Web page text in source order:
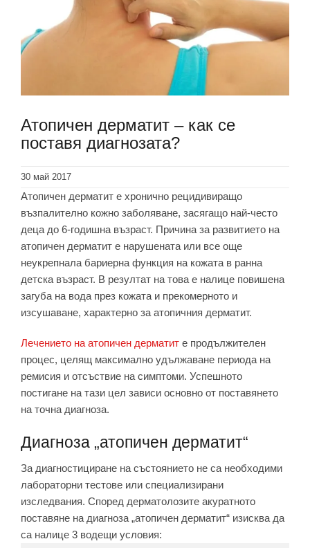
Атопичен дерматит – как се
поставя диагнозата?
30 май 2017
Атопичен дерматит е хронично рецидивиращо
възпалително кожно заболяване, засягащо най-често
деца до 6-годишна възраст. Причина за развитието на
атопичен дерматит е нарушената или все още
неукрепнала бариерна функция на кожата в ранна
детска възраст. В резултат на това е налице повишена
загуба на вода през кожата и прекомерното и
изсушаване, характерно за атопичния дерматит.
Лечението на атопичен дерматит е продължителен
процес, целящ максимално удължаване периода на
ремисия и отсъствие на симптоми. Успешното
постигане на тази цел зависи основно от поставянето
на точна диагноза.
Диагноза „атопичен дерматит“
За диагностициране на състоянието не са необходими
лабораторни тестове или специализирани
изследвания. Според дерматолозите акуратното
поставяне на диагноза „атопичен дерматит“ изисква да
са налице 3 водещи условия: